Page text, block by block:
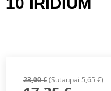
23,00 €(Sutaupai 5,65 €)